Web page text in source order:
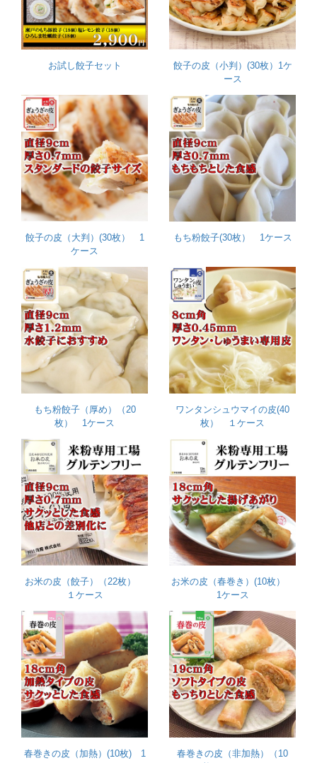
お試し餃子セット
餃子の皮（小判）(30枚）1ケ
ース
餃子の皮（大判）(30枚） 1
ケース
もち粉餃子(30枚） 1ケース
もち粉餃子（厚め）（20
枚） 1ケース
ワンタンシュウマイの皮(40
枚） １ケース
お米の皮（餃子）（22枚）
１ケース
お米の皮（春巻き）(10枚）
1ケース
春巻きの皮（加熱）(10枚) 1
春巻きの皮（非加熱）（10